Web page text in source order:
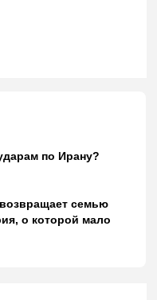
по Ирану?
семью
о которой мало